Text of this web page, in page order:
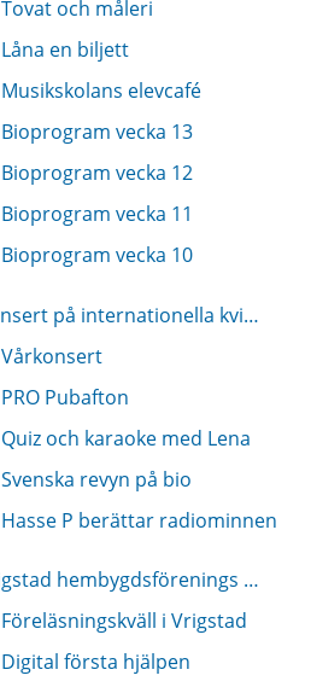
Tovat och måleri
Låna en biljett
Musikskolans elevcafé
Bioprogram vecka 13
Bioprogram vecka 12
Bioprogram vecka 11
Bioprogram vecka 10
Konsert på internationella kvinnodagen
Vårkonsert
PRO Pubafton
Quiz och karaoke med Lena
Svenska revyn på bio
Hasse P berättar radiominnen
Vrigstad hembygdsförenings årsmöte
Föreläsningskväll i Vrigstad
Digital första hjälpen